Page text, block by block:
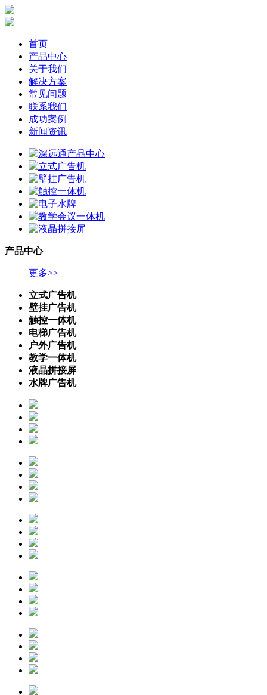
首页
产品中心
关于我们
解决方案
常见问题
联系我们
成功案例
新闻资讯
产品中心
更多>>
立式广告机
壁挂广告机
触控一体机
电梯广告机
户外广告机
教学一体机
液晶拼接屏
水牌广告机